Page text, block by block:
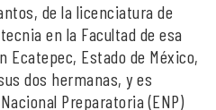
de la licenciatura de
en la Facultad de esa
Ecatepec, Estado de México,
dos hermanas, y es
Preparatoria (ENP)